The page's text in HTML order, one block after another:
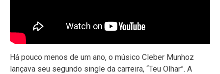
Há pouco menos de um ano, o músico Cleber Munhoz
lançava seu segundo single da carreira, “Teu Olhar”. A